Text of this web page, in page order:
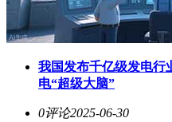
我国发布千亿级发电行
电“超级大脑”
0评论2025-06-30